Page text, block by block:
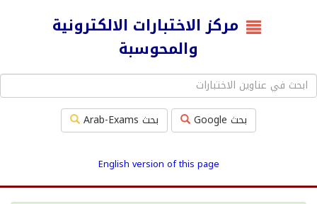
مركز الاختبارات الالكترونية
والمحوسبة
بحث Google بحث Arab-Exams
English version of this page